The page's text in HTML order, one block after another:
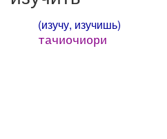
(изучу, изучишь)
тачиочиори